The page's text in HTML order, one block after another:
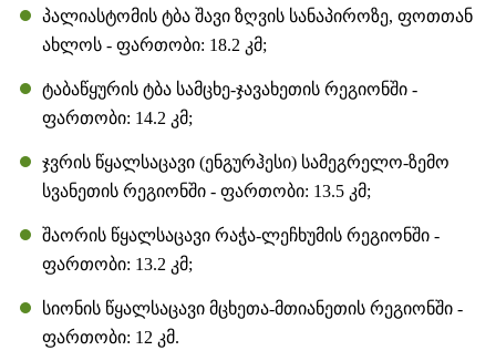
პალიასტომის ტბა შავი ზღვის სანაპიროზე, ფოთთან
ახლოს - ფართობი: 18.2 კმ;
ტაბაწყურის ტბა სამცხე-ჯავახეთის რეგიონში -
ფართობი: 14.2 კმ;
ჯვრის წყალსაცავი (ენგურჰესი) სამეგრელო-ზემო
სვანეთის რეგიონში - ფართობი: 13.5 კმ;
შაორის წყალსაცავი რაჭა-ლეჩხუმის რეგიონში -
ფართობი: 13.2 კმ;
სიონის წყალსაცავი მცხეთა-მთიანეთის რეგიონში -
ფართობი: 12 კმ.